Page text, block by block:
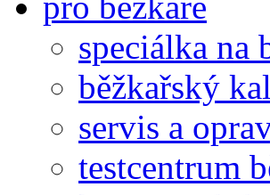
speciálka na
běžkařský
servis a
testcentrum